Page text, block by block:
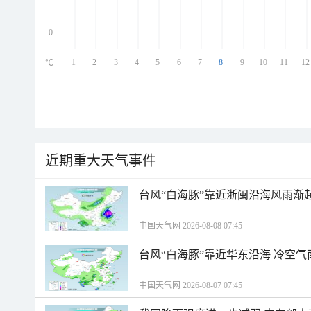
0
1 2 3 4 5 6 7 8 9 10 11 12
℃
近期重大天气事件
台风“白海豚”靠近浙闽沿海风雨渐
中国天气网 2026-08-08 07:45
台风“白海豚”靠近华东沿海 冷空
中国天气网 2026-08-07 07:45